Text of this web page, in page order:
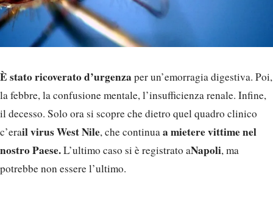
È stato ricoverato d’urgenza per un’emorragia digestiva. Poi,
la febbre, la confusione mentale, l’insufficienza renale. Infine,
il decesso. Solo ora si scopre che dietro quel quadro clinico
c’erail virus West Nile, che continuaa mietere vittime nel
nostro Paese.L’ultimo caso si è registrato aNapoli, ma
potrebbe non essere l’ultimo.